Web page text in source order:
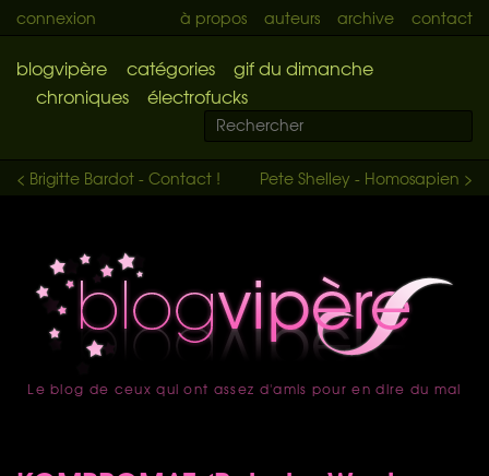
connexion à propos auteurs archive contact
blogvipère catégories
gif du dimanche
chroniques
électrofucks
Pete Shelley - Homosapien >
< Brigitte Bardot - Contact !
accueil
Le blog de ceux qui ont assez d'amis pour en dire du mal